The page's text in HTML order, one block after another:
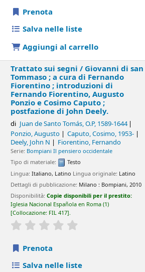
Prenota
Salva nelle liste
Aggiungi al carrello
Trattato sui segni / Giovanni di san
Tommaso ; a cura di Fernando
Fiorentino ; introduzioni di
Fernando Fiorentino, Augusto
Ponzio e Cosimo Caputo ;
postfazione di John Deely.
di Juan de Santo Tomás, O.P, 1589-1644
Ponzio, Augusto
Caputo, Cosimo, 1953-
Deely, John N
Fiorentino, Fernando
Serie: Bompiani Il pensiero occidentale
Tipo di materiale:
Testo
Lingua:Italiano, Latino Lingua originale: Latino
Dettagli di pubblicazione: Milano : Bompiani, 2010
Disponibilità:Copie disponibili per il prestito:
Iglesia Nacional Española en Roma (1)
Collocazione: FIL 417 .
star rating
Prenota
Salva nelle liste